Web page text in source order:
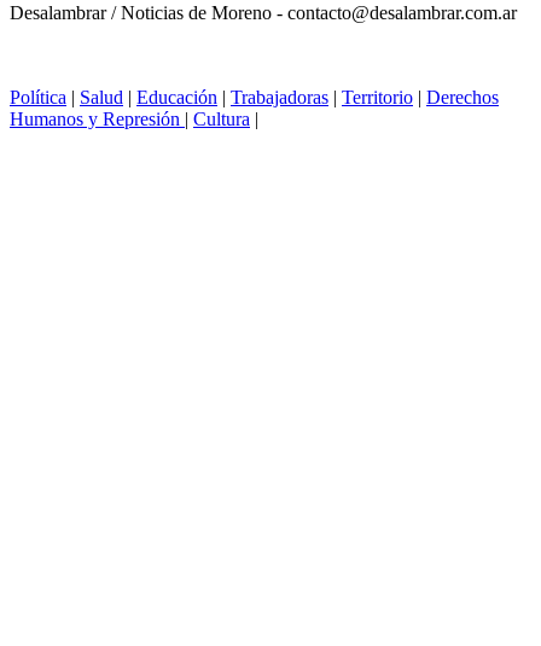
Desalambrar / Noticias de Moreno - contacto@desalambrar.com.ar
Política | Salud | Educación | Trabajadoras | Territorio | Derechos
Humanos y Represión | Cultura |